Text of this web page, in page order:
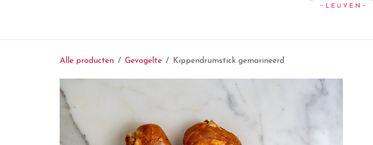
Alle producten Gevogelte Kippendrumstick gemarineerd